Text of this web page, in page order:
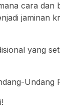
cara dan
jaminan
yang
Undang